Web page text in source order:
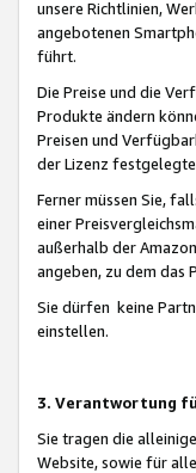
unsere Richtlinien,
angebotenen
führt.
Die Preise und die
Produkte ändern
Preisen und
der Lizenz
Ferner müssen Sie,
einer
außerhalb der
angeben, zu dem das
Sie dürfen keine
einstellen.
3. Verantwortung
Sie tragen die
Website, sowie für